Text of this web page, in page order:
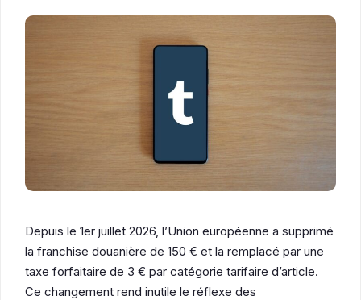
Depuis le 1er juillet 2026, l’Union européenne a supprimé
la franchise douanière de 150 € et la remplacé par une
taxe forfaitaire de 3 € par catégorie tarifaire d’article.
Ce changement rend inutile le réflexe des